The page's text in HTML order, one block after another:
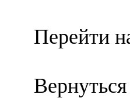
Перейти